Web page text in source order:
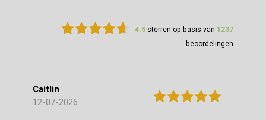
4.5 sterren op basis van 1237
beoordelingen
Caitlin
12-07-2026